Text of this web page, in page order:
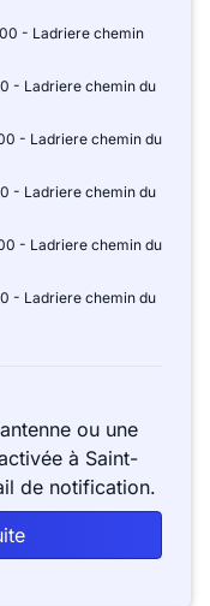
- Ladriere chemin
- Ladriere chemin du
- Ladriere chemin du
- Ladriere chemin du
- Ladriere chemin du
- Ladriere chemin du
ou une
à Saint-
de notification.